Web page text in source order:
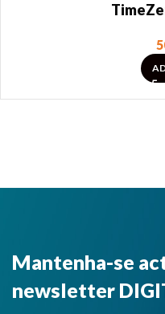
Mantenha-se
newsletter